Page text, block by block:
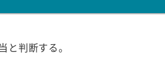
判断する。